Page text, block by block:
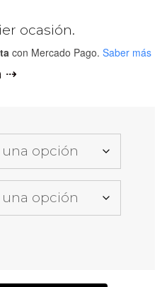
ocasión.
con Mercado Pago. Saber más